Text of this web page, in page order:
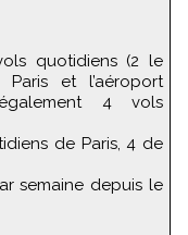
quotidiens (2 le
et l’aéroport
4 vols
de Paris, 4 de
semaine depuis le